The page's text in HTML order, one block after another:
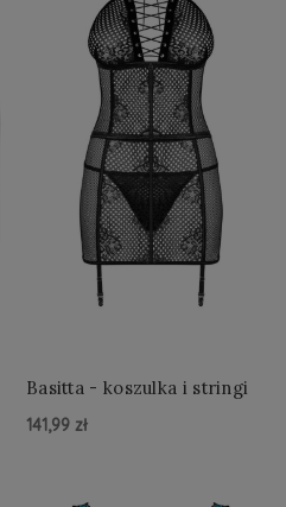
Basitta - koszulka i stringi
141,99 zł